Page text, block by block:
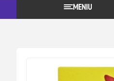
MENIU